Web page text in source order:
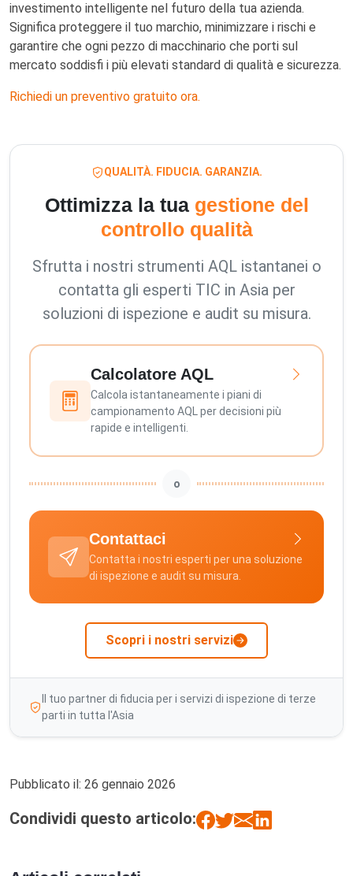
investimento intelligente nel futuro della tua azienda.
Significa proteggere il tuo marchio, minimizzare i rischi e
garantire che ogni pezzo di macchinario che porti sul
mercato soddisfi i più elevati standard di qualità e sicurezza.
Richiedi un preventivo gratuito ora.
QUALITÀ. FIDUCIA. GARANZIA.
Ottimizza la tua gestione del
controllo qualità
Sfrutta i nostri strumenti AQL istantanei o
contatta gli esperti TIC in Asia per
soluzioni di ispezione e audit su misura.
Calcolatore AQL
Calcola istantaneamente i piani di
campionamento AQL per decisioni più
rapide e intelligenti.
o
Contattaci
Contatta i nostri esperti per una soluzione
di ispezione e audit su misura.
Scopri i nostri servizi
Il tuo partner di fiducia per i servizi di ispezione di terze
parti in tutta l'Asia
Pubblicato il: 26 gennaio 2026
Condividi questo articolo: